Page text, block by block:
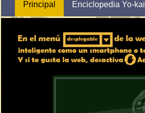
Principal Enciclopedia Yo-kai